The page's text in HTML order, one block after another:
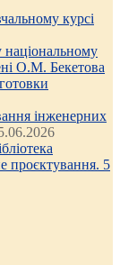
курсі
національному
О.М. Бекетова
інженерних
проєктування. 5